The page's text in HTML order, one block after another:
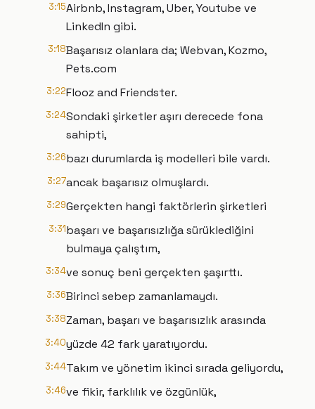
3:15Airbnb, Instagram, Uber, Youtube ve
LinkedIn gibi.
3:18Başarısız olanlara da; Webvan, Kozmo,
Pets.com
3:22Flooz and Friendster.
3:24Sondaki şirketler aşırı derecede fona
sahipti,
3:26bazı durumlarda iş modelleri bile vardı.
3:27ancak başarısız olmuşlardı.
3:29Gerçekten hangi faktörlerin şirketleri
3:31başarı ve başarısızlığa sürüklediğini
bulmaya çalıştım,
3:34ve sonuç beni gerçekten şaşırttı.
3:36Birinci sebep zamanlamaydı.
3:38Zaman, başarı ve başarısızlık arasında
3:40yüzde 42 fark yaratıyordu.
3:44Takım ve yönetim ikinci sırada geliyordu,
3:46ve fikir, farklılık ve özgünlük,